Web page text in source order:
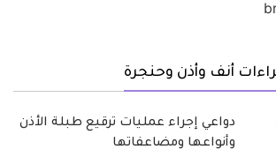
أنف وأذن وحنجرة
دواعي إجراء عمليات ترقيع طبلة الأذن
وأنواعها ومضاعفاتها